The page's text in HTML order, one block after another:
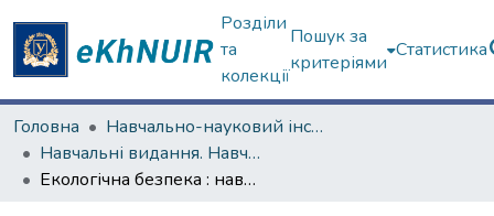
Розділи
та
колекції
Пошук за
критеріями
Статистика
Головна
Навчально-науковий інститут екології, зеленої енергетики та сталого розвитку
Навчальні видання. Навчально-науковий інститут екології, зеленої енергетики та сталого розвитку
Екологічна безпека : навчально-методичний комплекс для організації роботи студентів у закладах вищої освіти за спеціальністю 101 «Екологія» [Електронне видання]